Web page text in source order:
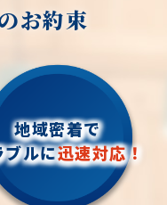
お約束
地域密着で
ブルに迅速対応！